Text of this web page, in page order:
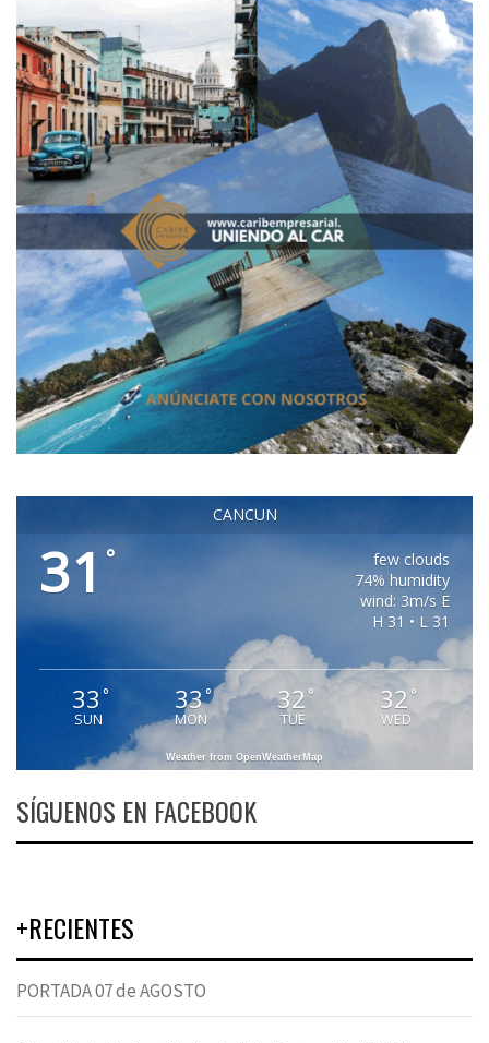
CANCUN
31 °
few clouds
74% humidity
wind: 3m/s E
H 31 • L 31
33 °
SUN
33°
MON
32 °
TUE
32 °
WED
Weather from OpenWeatherMap
SÍGUENOS EN FACEBOOK
+RECIENTES
PORTADA 07 de AGOSTO